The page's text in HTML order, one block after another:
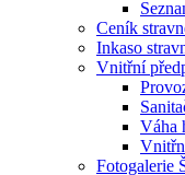
Ceník
Inkaso
Vnitřní
Váha
Fotogalerie